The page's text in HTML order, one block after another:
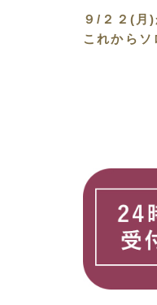
９/２２(月
これからソ